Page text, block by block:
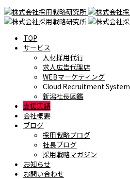
TOP
サービス
人材採用代行
求人広告代理店
WEBマーケティング
Cloud Recruitment System
新潟社長図鑑
支援実績
会社概要
ブログ
採用戦略ブログ
社長ブログ
採用戦略マガジン
お知らせ
お問い合わせ